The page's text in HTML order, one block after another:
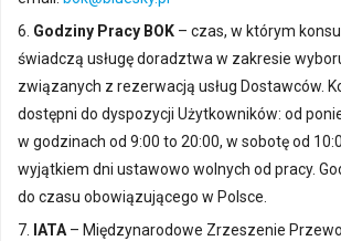
6. Godziny Pracy BOK – czas, w którym
świadczą usługę doradztwa w zakresie
związanych z rezerwacją usług Dostawców.
dostępni do dyspozycji Użytkowników: od
w godzinach od 9:00 to 20:00, w sobotę od
wyjątkiem dni ustawowo wolnych od pracy.
do czasu obowiązującego w Polsce.
7. IATA– Międzynarodowe Zrzeszenie